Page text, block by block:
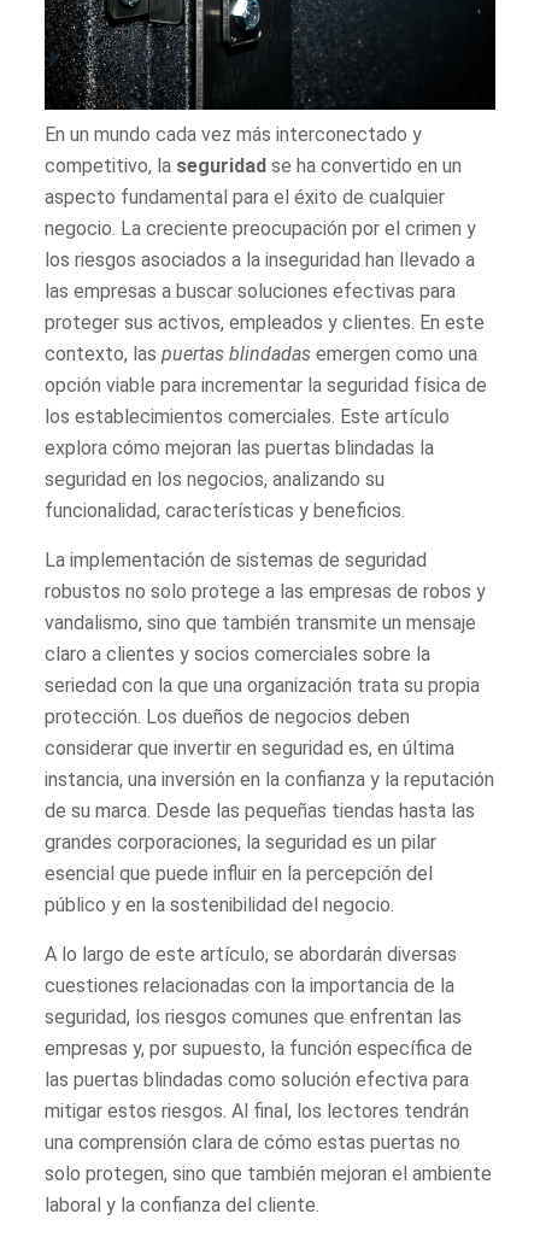
En un mundo cada vez más interconectado y
competitivo, la seguridad se ha convertido en un
aspecto fundamental para el éxito de cualquier
negocio. La creciente preocupación por el crimen y
los riesgos asociados a la inseguridad han llevado a
las empresas a buscar soluciones efectivas para
proteger sus activos, empleados y clientes. En este
contexto, laspuertas blindadas emergen como una
opción viable para incrementar la seguridad física de
los establecimientos comerciales. Este artículo
explora cómo mejoran las puertas blindadas la
seguridad en los negocios, analizando su
funcionalidad, características y beneficios.
La implementación de sistemas de seguridad
robustos no solo protege a las empresas de robos y
vandalismo, sino que también transmite un mensaje
claro a clientes y socios comerciales sobre la
seriedad con la que una organización trata su propia
protección. Los dueños de negocios deben
considerar que invertir en seguridad es, en última
instancia, una inversión en la confianza y la reputación
de su marca. Desde las pequeñas tiendas hasta las
grandes corporaciones, la seguridad es un pilar
esencial que puede influir en la percepción del
público y en la sostenibilidad del negocio.
A lo largo de este artículo, se abordarán diversas
cuestiones relacionadas con la importancia de la
seguridad, los riesgos comunes que enfrentan las
empresas y, por supuesto, la función específica de
las puertas blindadas como solución efectiva para
mitigar estos riesgos. Al final, los lectores tendrán
una comprensión clara de cómo estas puertas no
solo protegen, sino que también mejoran el ambiente
laboral y la confianza del cliente.